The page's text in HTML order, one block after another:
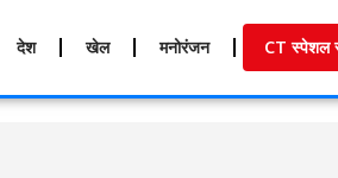
देश खेल मनोरंजन CT स्पेशल